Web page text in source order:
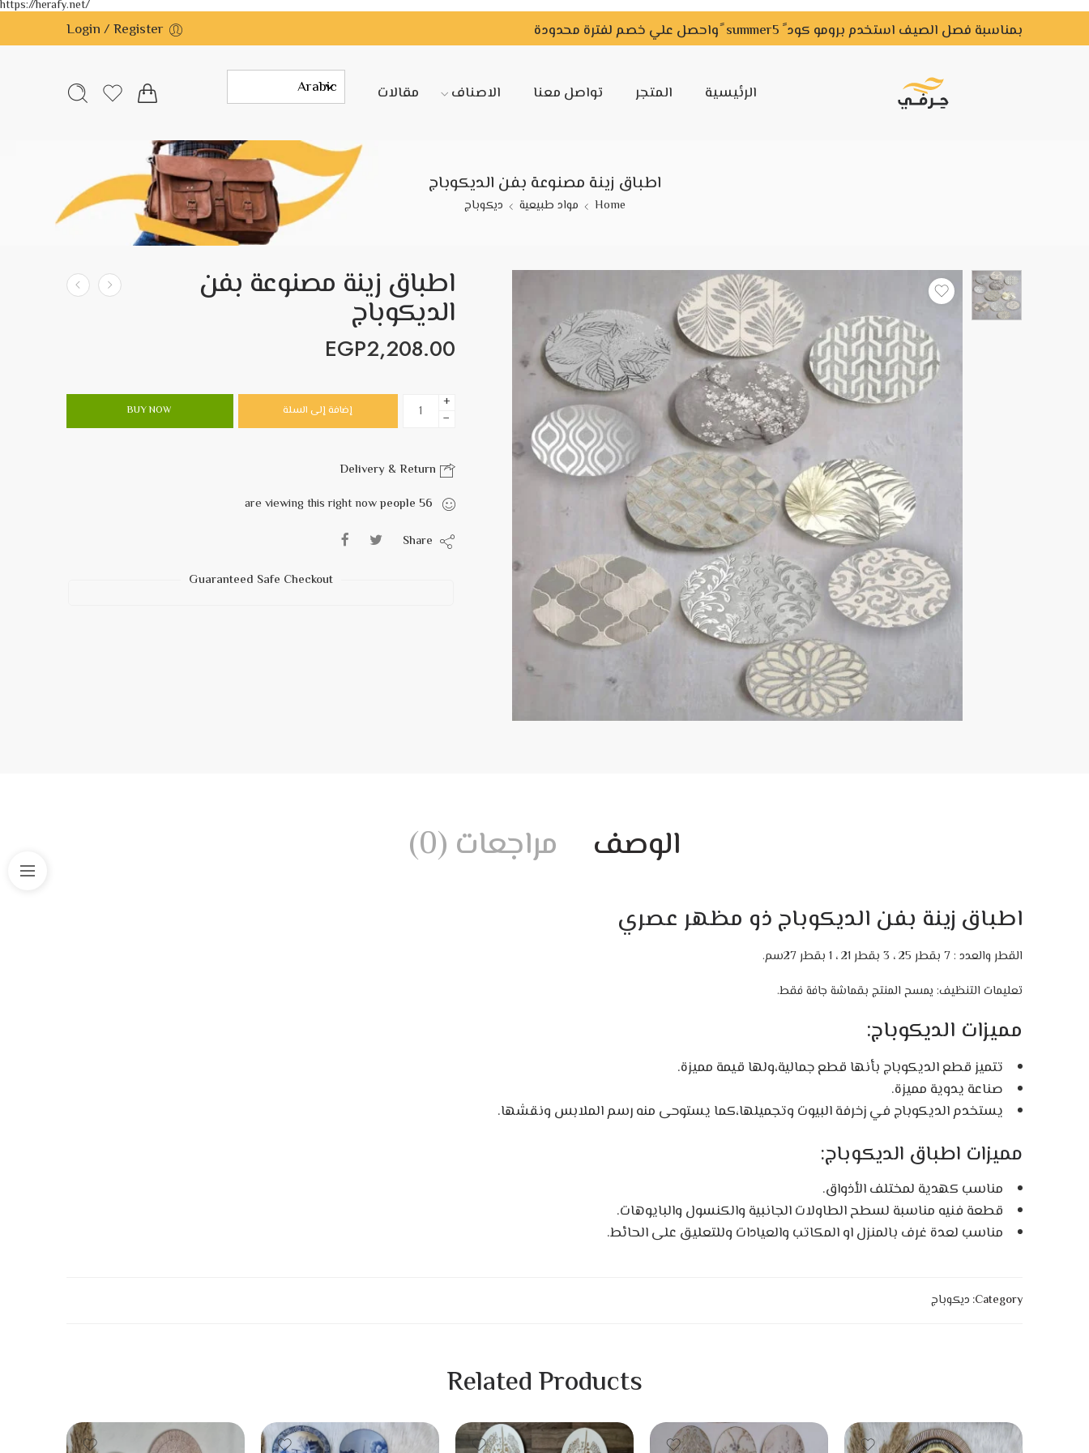
https://herafy.net/
بمناسبة فصل الصيف استخدم برومو كود ً summer5 ًواحصل علي خصم لفترة محدودة Login / Register
الرئيسية المتجر تواصل معنا الاصناف مقالات
اطباق زينة مصنوعة بفن الديكوباج
Home مواد طبيعية ديكوباج
اطباق زينة مصنوعة بفن
الديكوباج
EGP2,208.00
+
−
إضافة إلى السلة BUY NOW
56
people
are viewing this right now
Guaranteed Safe Checkout
الوصف مراجعات (0)
اطباق زينة بفن الديكوباج ذو مظهر عصري
القطر والعدد : 7 بقطر 25 ، 3 بقطر 21 ، 1 بقطر 27سم.
تعليمات التنظيف: يمسح المنتج بقماشة جافة فقط.
مميزات الديكوباج:
تتميز قطعالديكوباج بأنها قطع جمالية،ولها قيمة مميزة.
صناعة يدوية مميزة.
يستخدم الديكوباج في زخرفة البيوت وتجميلها،كما يستوحى منه رسم الملابس ونقشها.
مميزات اطباق الديكوباج:
مناسب كهدية لمختلف الأذواق.
قطعة فنيه مناسبة لسطح الطاولات الجانبية والكنسول والبايوهات.
مناسب لعدة غرف بالمنزل او المكاتب والعيادات وللتعليق على الحائط.
Category: ديكوباج
Related Products